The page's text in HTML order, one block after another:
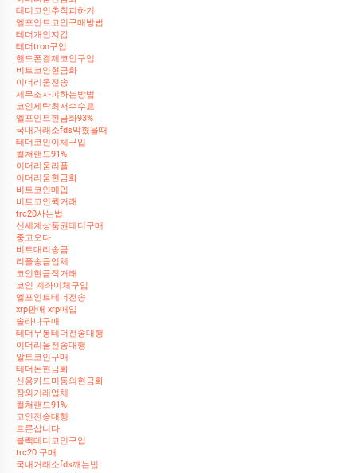
테더코인추척피하기
엘포인트코인구매방법
테더개인지갑
테더tron구입
핸드폰결제코인구입
비트코인현금화
이더리움전송
세무조사피하는방법
코인세탁최저수수료
엘포인트현금화93%
국내거래소fds막혔을때
테더코인이체구입
컬쳐랜드91%
이더리움리플
이더리움현금화
비트코인매입
비트코인퀵거래
trc20사는법
신세계상품권테더구매
중고오다
비트대리송금
리플송금업체
코인현금직거래
코인 계좌이체구입
엘포인트테더전송
xrp판매 xrp매입
솔라나구매
테더무통테더전송대행
이더리움전송대행
알트코인구매
테더돈현금화
신용카드미동의현금화
장외거래업체
컬쳐랜드91%
코인전송대행
트론삽니다
블랙테더코인구입
trc20 구매
국내거래소fds깨는법